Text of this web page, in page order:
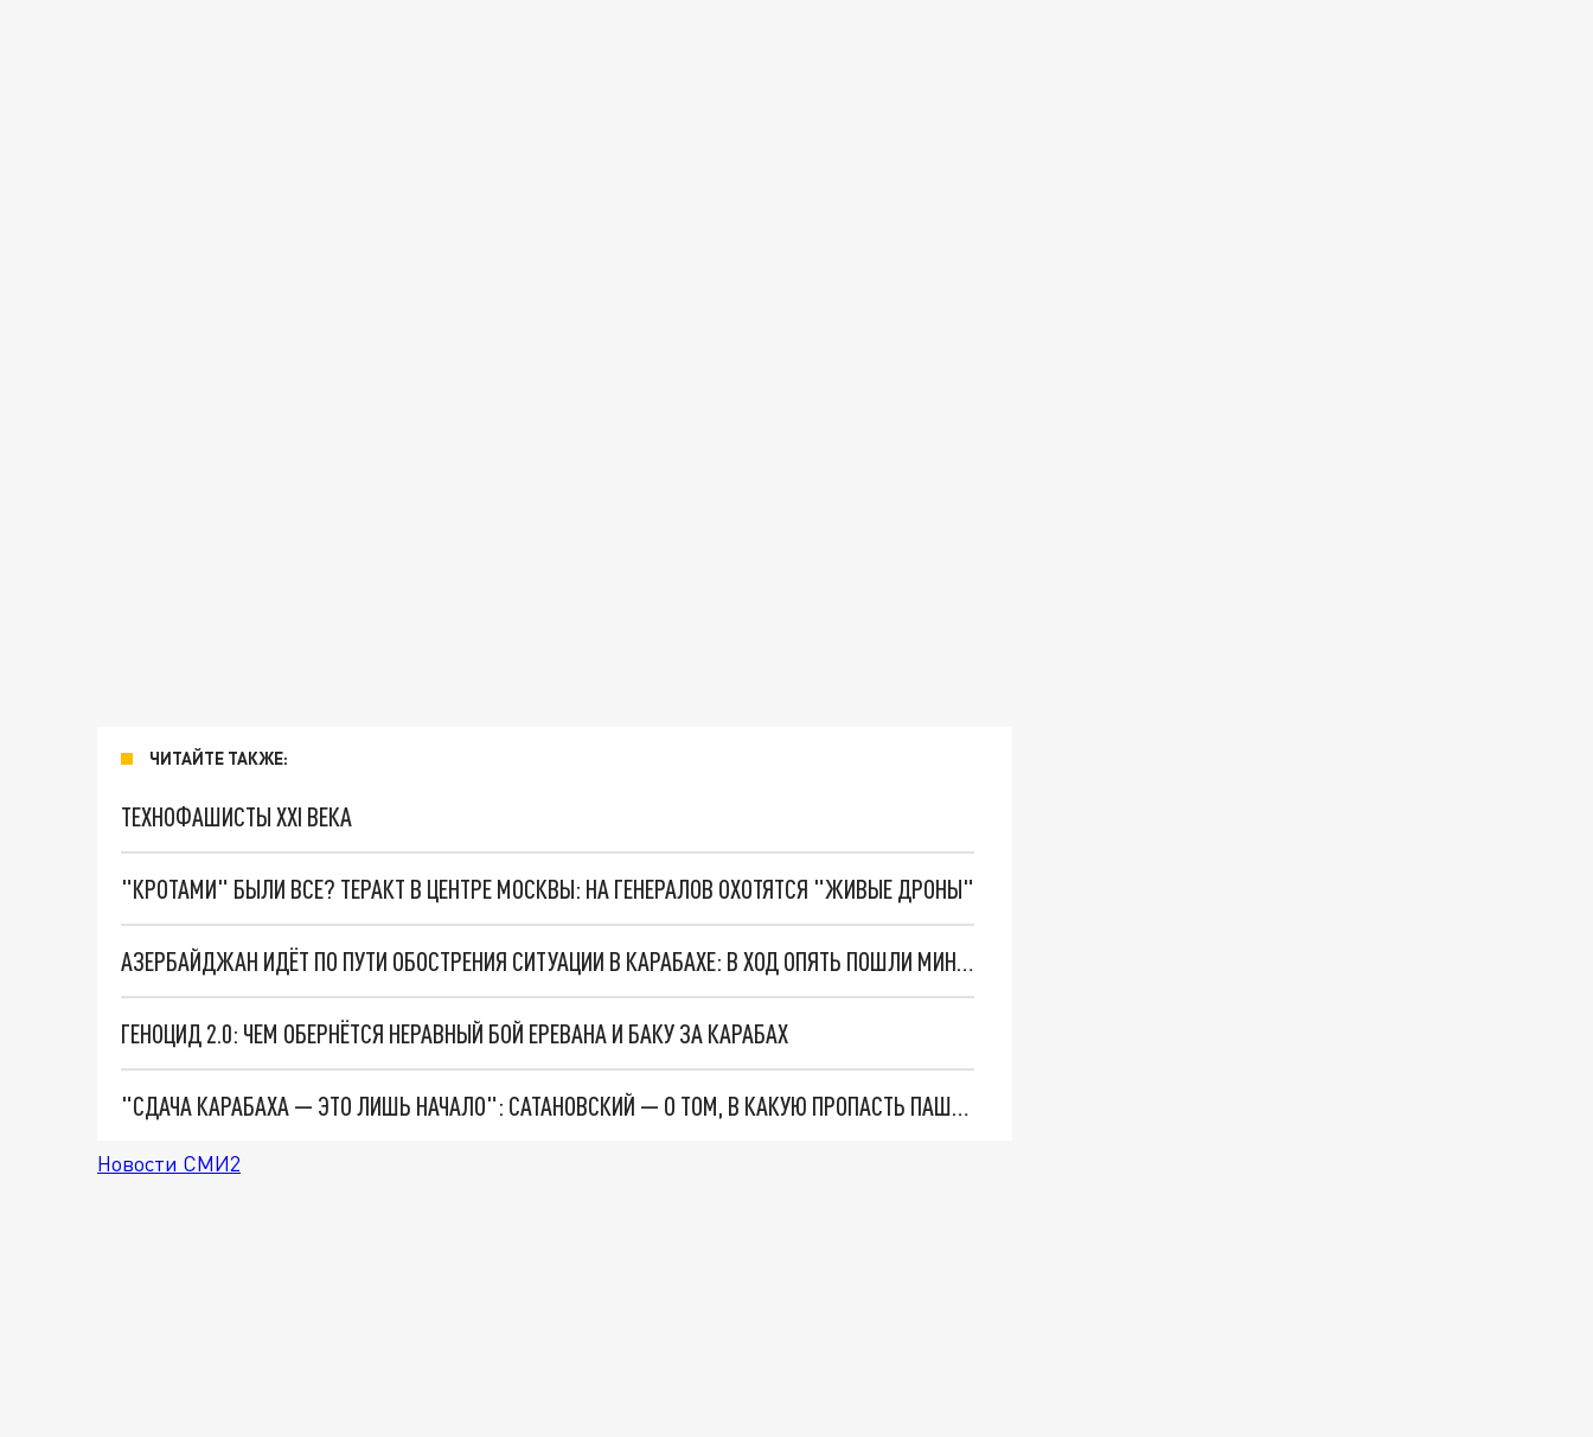
ЧИТАЙТЕ ТАКЖЕ:
ТЕХНОФАШИСТЫ XXI ВЕКА
"КРОТАМИ" БЫЛИ ВСЕ? ТЕРАКТ В ЦЕНТРЕ МОСКВЫ: НА ГЕНЕРАЛОВ ОХОТЯТСЯ "ЖИВЫЕ ДРОНЫ"
АЗЕРБАЙДЖАН ИДЁТ ПО ПУТИ ОБОСТРЕНИЯ СИТУАЦИИ В КАРАБАХЕ: В ХОД ОПЯТЬ ПОШЛИ МИНОМЁТЫ
ГЕНОЦИД 2.0: ЧЕМ ОБЕРНЁТСЯ НЕРАВНЫЙ БОЙ ЕРЕВАНА И БАКУ ЗА КАРАБАХ
"СДАЧА КАРАБАХА — ЭТО ЛИШЬ НАЧАЛО": САТАНОВСКИЙ — О ТОМ, В КАКУЮ ПРОПАСТЬ ПАШИНЯН ВЕДЁТ АРМЕНИЮ
Новости СМИ2